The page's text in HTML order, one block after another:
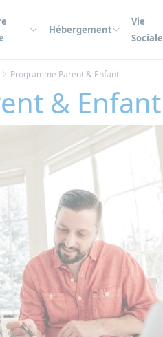
Hébergement
Vie
Sociale
Programme Parent & Enfant
& Enfant